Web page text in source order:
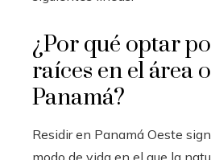
¿Por qué optar
raíces en el área
Panamá?
Residir en Panamá Oeste
modo de vida en el que la